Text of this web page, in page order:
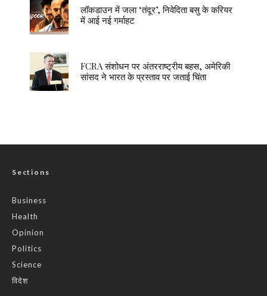
लॉकडाउन में जला ‘तंदूर’, निवेदिता बसु के करियर
में आई नई गर्माहट
FCRA संशोधन पर अंतरराष्ट्रीय बहस, अमेरिकी
सांसद ने भारत के प्रस्ताव पर जताई चिंता
Sections
Business
Health
Opinion
Politics
Science
विदेश